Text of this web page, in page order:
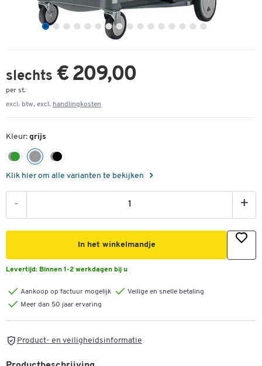
slechts € 209,00
per st.
excl. btw, excl. handlingkosten
Kleur: grijs
Klik hier om alle varianten te bekijken
- +
In het winkelmandje
Levertijd: Binnen 1-2 werkdagen bij u
Aankoop op factuur mogelijk
Veilige en snelle betaling
Meer dan 50 jaar ervaring
Product- en veiligheidsinformatie